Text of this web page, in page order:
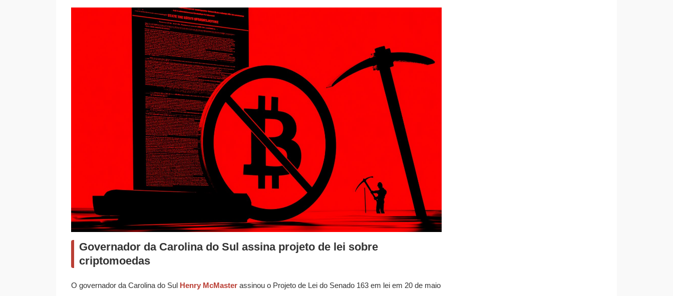
Governador da Carolina do Sul assina projeto de lei sobre
criptomoedas
O governador da Carolina do Sul Henry McMaster assinou o Projeto de Lei do Senado 163 em lei em 20 de maio